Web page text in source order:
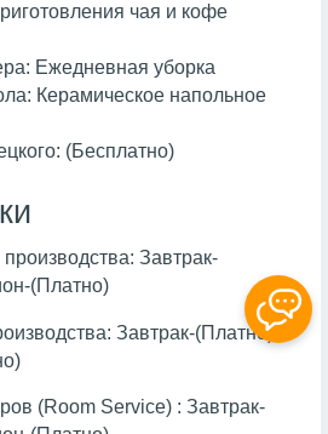
чая и кофе
Ежедневная уборка
Керамическое напольное
(Бесплатно)
Завтрак-
(Платно)
Завтрак-(Платно),
(Room Service) : Завтрак-